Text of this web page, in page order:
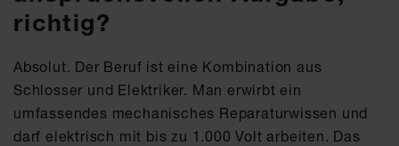
richtig?
Absolut. Der Beruf ist eine Kombination aus
Schlosser und Elektriker. Man erwirbt ein
umfassendes mechanisches Reparaturwissen und
darf elektrisch mit bis zu 1.000 Volt arbeiten. Das